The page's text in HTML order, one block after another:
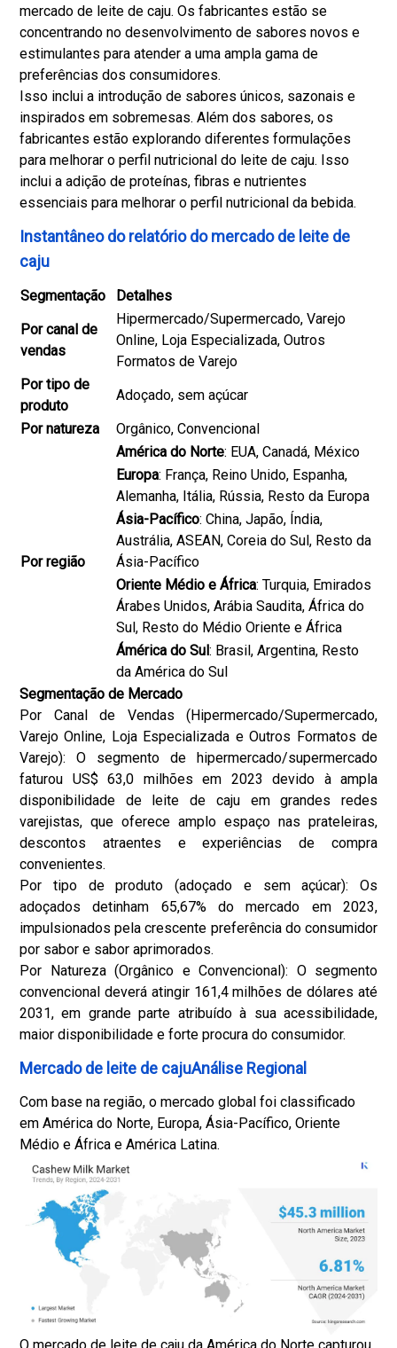
mercado de leite de caju. Os fabricantes estão se
concentrando no desenvolvimento de sabores novos e
estimulantes para atender a uma ampla gama de
preferências dos consumidores.
Isso inclui a introdução de sabores únicos, sazonais e
inspirados em sobremesas. Além dos sabores, os
fabricantes estão explorando diferentes formulações
para melhorar o perfil nutricional do leite de caju. Isso
inclui a adição de proteínas, fibras e nutrientes
essenciais para melhorar o perfil nutricional da bebida.
Instantâneo do relatório do mercado de leite de
caju
Segmentação
Detalhes
Por canal de
vendas
Hipermercado/Supermercado, Varejo
Online, Loja Especializada, Outros
Formatos de Varejo
Por tipo de
produto
Adoçado, sem açúcar
Por natureza
Orgânico, Convencional
Por região
América do Norte: EUA, Canadá, México
Europa: França, Reino Unido, Espanha,
Alemanha, Itália, Rússia, Resto da Europa
Ásia-Pacífico: China, Japão, Índia,
Austrália, ASEAN, Coreia do Sul, Resto da
Ásia-Pacífico
Oriente Médio e África: Turquia, Emirados
Árabes Unidos, Arábia Saudita, África do
Sul, Resto do Médio Oriente e África
Ámérica do Sul: Brasil, Argentina, Resto
da América do Sul
Segmentação de Mercado
Por Canal de Vendas (Hipermercado/Supermercado,
Varejo Online, Loja Especializada e Outros Formatos de
Varejo): O segmento de hipermercado/supermercado
faturou US$ 63,0 milhões em 2023 devido à ampla
disponibilidade de leite de caju em grandes redes
varejistas, que oferece amplo espaço nas prateleiras,
descontos atraentes e experiências de compra
convenientes.
Por tipo de produto (adoçado e sem açúcar): Os
adoçados detinham 65,67% do mercado em 2023,
impulsionados pela crescente preferência do consumidor
por sabor e sabor aprimorados.
Por Natureza (Orgânico e Convencional): O segmento
convencional deverá atingir 161,4 milhões de dólares até
2031, em grande parte atribuído à sua acessibilidade,
maior disponibilidade e forte procura do consumidor.
Mercado de leite de cajuAnálise Regional
Com base na região, o mercado global foi classificado
em América do Norte, Europa, Ásia-Pacífico, Oriente
Médio e África e América Latina.